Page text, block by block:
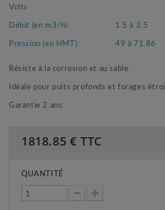
Volts
Débit (en m3/h):
1.5 à 3.5
Pression (en HMT):
49 à 71.86
Résiste à la corrosion et au sable.
Idéale pour puits profonds et forages
Garantie 2 ans.
1818.85 € TTC
QUANTITÉ